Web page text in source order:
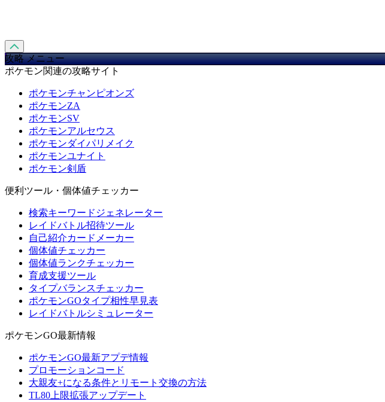
攻略 メニュー
ポケモン関連の攻略サイト
ポケモンチャンピオンズ
ポケモンZA
ポケモンSV
ポケモンアルセウス
ポケモンダイパリメイク
ポケモンユナイト
ポケモン剣盾
便利ツール・個体値チェッカー
検索キーワードジェネレーター
レイドバトル招待ツール
自己紹介カードメーカー
個体値チェッカー
個体値ランクチェッカー
育成支援ツール
タイプバランスチェッカー
ポケモンGOタイプ相性早見表
レイドバトルシミュレーター
ポケモンGO最新情報
ポケモンGO最新アプデ情報
プロモーションコード
大親友+になる条件とリモート交換の方法
TL80上限拡張アップデート